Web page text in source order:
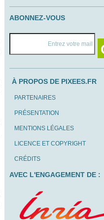
ABONNEZ-VOUS
À PROPOS DE PIXEES.FR
PARTENAIRES
PRÉSENTATION
MENTIONS LÉGALES
LICENCE ET COPYRIGHT
CRÉDITS
AVEC L'ENGAGEMENT DE :